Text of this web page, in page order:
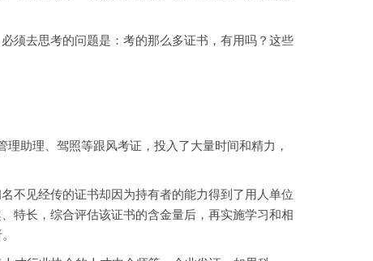
须去思考的问题是：考的那么多证书，有用吗？这些
助理、驾照等跟风考证，投入了大量时间和精力，
见经传的证书却因为持有者的能力得到了用人单位
特长，综合评估该证书的含金量后，再实施学习和相